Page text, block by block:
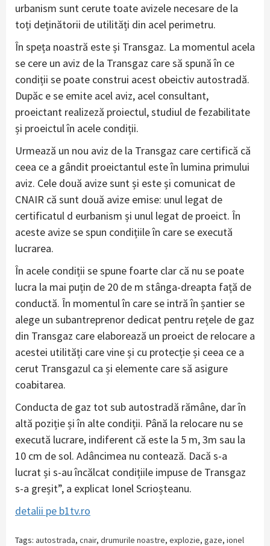
urbanism sunt cerute toate avizele necesare de la
toți deținătorii de utilități din acel perimetru.
În speța noastră este și Transgaz. La momentul acela
se cere un aviz de la Transgaz care să spună în ce
condiții se poate construi acest obeictiv autostradă.
Dupăc e se emite acel aviz, acel consultant,
proeictant realizeză proiectul, studiul de fezabilitate
și proeictul în acele condiții.
Urmează un nou aviz de la Transgaz care certifică că
ceea ce a gândit proeictantul este în lumina primului
aviz. Cele două avize sunt și este și comunicat de
CNAIR că sunt două avize emise: unul legat de
certificatul d eurbanism și unul legat de proeict. În
aceste avize se spun condițiile în care se execută
lucrarea.
În acele condiții se spune foarte clar că nu se poate
lucra la mai puțin de 20 de m stânga-dreapta față de
conductă. În momentul în care se intră în șantier se
alege un subantreprenor dedicat pentru rețele de gaz
din Transgaz care elaborează un proeict de relocare a
acestei utilități care vine și cu protecție și ceea ce a
cerut Transgazul ca și elemente care să asigure
coabitarea.
Conducta de gaz tot sub autostradă rămâne, dar în
altă poziție și în alte condiții. Până la relocare nu se
execută lucrare, indiferent că este la 5 m, 3m sau la
10 cm de sol. Adâncimea nu contează. Dacă s-a
lucrat și s-au încălcat condițiile impuse de Transgaz
s-a greșit”, a explicat Ionel Scrioșteanu.
detalii pe b1tv.ro
Tags: autostrada, cnair, drumurile noastre, explozie, gaze, ionel